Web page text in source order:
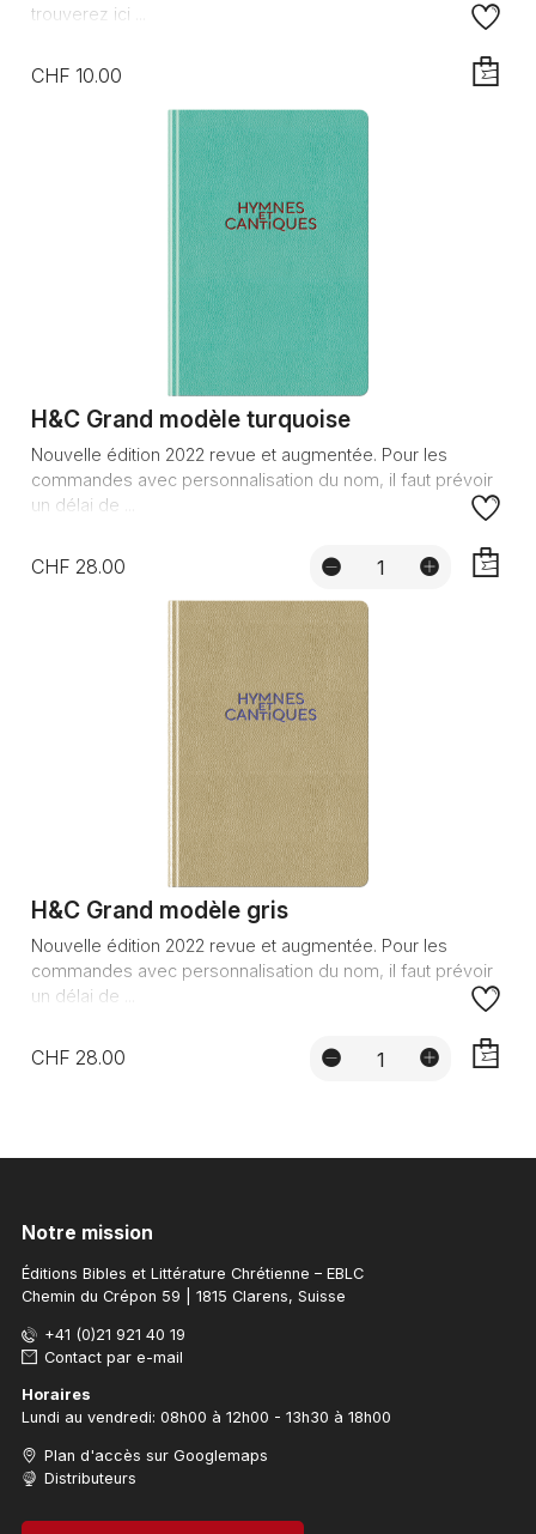
trouverez ici ...
CHF 10.00
H&C Grand modèle turquoise
Nouvelle édition 2022 revue et augmentée. Pour les
commandes avec personnalisation du nom, il faut prévoir
un délai de ...
CHF 28.00
H&C Grand modèle gris
Nouvelle édition 2022 revue et augmentée. Pour les
commandes avec personnalisation du nom, il faut prévoir
un délai de ...
CHF 28.00
Notre mission
Éditions Bibles et Littérature Chrétienne – EBLC
Chemin du Crépon 59 | 1815 Clarens, Suisse
+41 (0)21 921 40 19
Contact par e-mail
Horaires
Lundi au vendredi: 08h00 à 12h00 - 13h30 à 18h00
Plan d'accès sur Googlemaps
Distributeurs